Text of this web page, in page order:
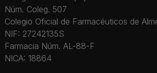
Núm. Coleg. 507
Colegio Oficial de Farmacéuticos de
NIF: 27242135S
Farmacia Núm. AL-88-F
NICA: 18864